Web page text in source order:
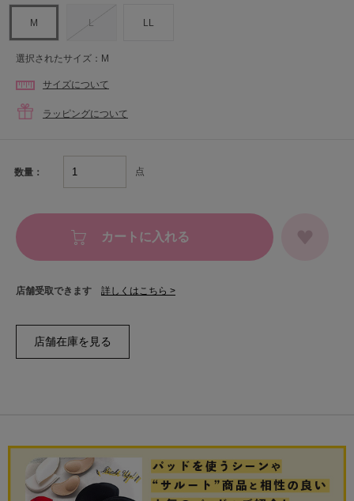
M L LL
選択されたサイズ：M
サイズについて
ラッピングについて
数量： 点
カートに入れる
店舗受取できます 詳しくはこちら >